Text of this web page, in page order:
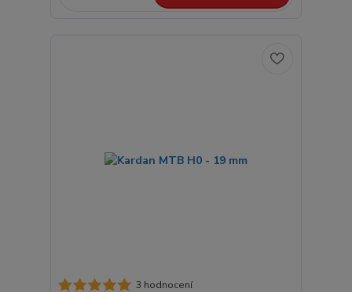
3 hodnocení